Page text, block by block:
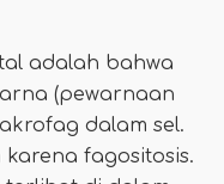
adalah bahwa
(pewarnaan
dalam sel.
fagositosis.